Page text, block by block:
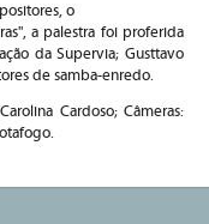
o
a palestra foi proferida
da Supervia; Gusttavo
de samba-enredo.
Cardoso; Câmeras: